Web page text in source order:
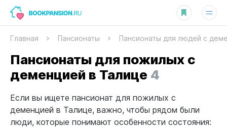
Главная Пансионаты Пансионаты для людей с
Пансионаты для пожилых с
деменцией в Талице 4
Если вы ищете пансионат для пожилых с
деменцией в Талице, важно, чтобы рядом были
люди, которые понимают особенности состояния: